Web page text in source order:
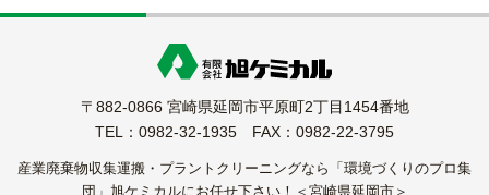
〒882-0866 宮崎県延岡市平原町2丁目1454番地
TEL：0982-32-1935 FAX：0982-22-3795
産業廃棄物収集運搬・プラントクリーニングなら「環境づくりのプロ集
団」旭ケミカルにお任せ下さい！＜宮崎県延岡市＞